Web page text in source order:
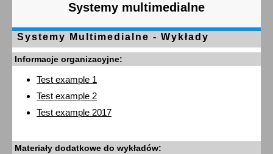
Systemy multimedialne
Systemy Multimedialne - Wykłady
Informacje organizacyjne:
Test example 1
Test example 2
Test example 2017
Materiały dodatkowe do wykładów: